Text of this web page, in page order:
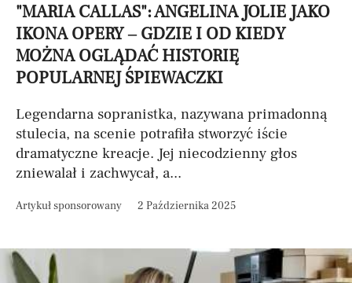
"MARIA CALLAS": ANGELINA JOLIE JAKO
IKONA OPERY – GDZIE I OD KIEDY
MOŻNA OGLĄDAĆ HISTORIĘ
POPULARNEJ ŚPIEWACZKI
Legendarna sopranistka, nazywana primadonną
stulecia, na scenie potrafiła stworzyć iście
dramatyczne kreacje. Jej niecodzienny głos
zniewalał i zachwycał, a...
Artykuł sponsorowany 2 Października 2025